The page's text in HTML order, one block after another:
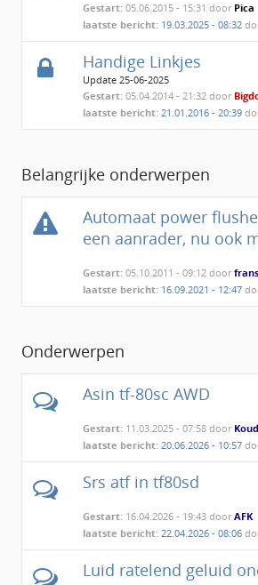
Gestart: 05.06.2015 - 15:31 door Pica
laatste bericht: 19.03.2025 - 08:32
Handige Linkjes
Update 25-06-2025
Gestart: 05.04.2014 - 21:32 door
laatste bericht: 21.01.2016 - 20:39
Belangrijke onderwerpen
Automaat power
een aanrader, nu ook
Gestart: 05.10.2011 - 09:12 door
laatste bericht: 16.09.2021 - 12:47
Onderwerpen
Asin tf-80sc AWD
Gestart: 11.03.2025 - 07:58 door
laatste bericht: 20.06.2026 - 10:57
Srs atf in tf80sd
Gestart: 16.04.2026 - 19:43 doorAFK
laatste bericht: 22.04.2026 - 08:06
Luid ratelend geluid